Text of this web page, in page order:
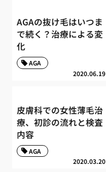
AGAの抜け毛はいつま
で続く？治療による変
化
2020.06.19
AGA
皮膚科での女性薄毛治
療、初診の流れと検査
内容
2020.03.20
AGA